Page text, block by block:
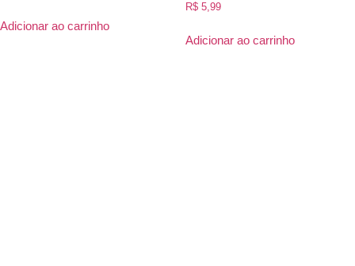
Adicionar ao carrinho
R$ 5,99
Adicionar ao carrinho